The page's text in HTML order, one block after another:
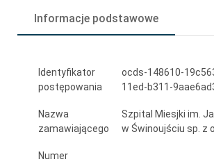
dla
Szpitala
im.
Jana
Garduły
Informacje podstawowe
Identyfikator
postępowania
ocds-148610-
11ed-b311-
Nazwa
zamawiającego
Szpital Miesjki im.
w Świnoujściu sp. z
Numer